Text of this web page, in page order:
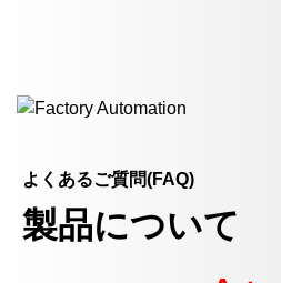
よくあるご質問(FAQ)
製品について